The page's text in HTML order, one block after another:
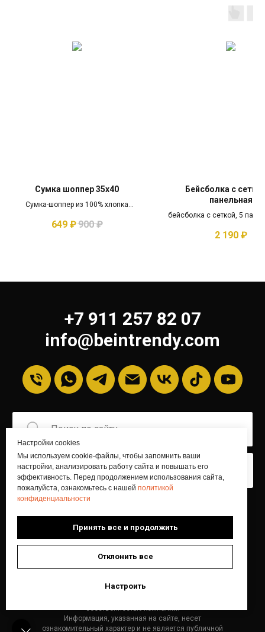
Сумка шоппер 35x40
Сумка-шоппер из 100% хлопка
649 ₽900 ₽
Бейсболка с
панельная
бейсболка с сеткой, 5
2 190 ₽
Настройки cookies
Мы используем cookie-файлы, чтобы запомнить ваши
настройки, анализировать работу сайта и повышать его
эффективность. Перед продолжением использования сайта,
пожалуйста, ознакомьтесь с нашей политикой
конфиденциальности
Принять все и продолжить
Отклонить все
Настроить
+7 911 257 82 07
info@beintrendy.com
Искать
Отзывы Контакты
© БИТШОП 2026
Информация, указанная на сайте, несет
ознакомительный характер и не является публичной